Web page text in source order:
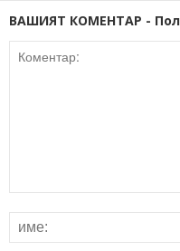
ВАШИЯТ КОМЕНТАР -